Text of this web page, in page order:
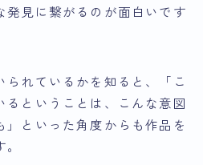
発見に繋がるのが面白いです
られているかを知ると、「こ
るということは、こんな意図
といった角度からも作品を